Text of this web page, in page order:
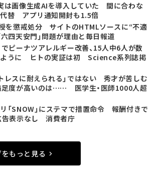
は画像生成AIを導入していた 間に合わな
代替 アプリ通知開封も1.5倍
を懲戒処分 サイトのHTMLソースに“不適
四天安門」問題が理由と毎日報道
でピーナツアレルギー改善、15人中6人が数
ように ヒトの実証は初 Science系列誌掲
レスに耐えられる」ではない 秀才が苦しむ
足度が高いのは…… 医学生・医師1000人超
「SNOW」にステマで措置命令 報酬付きで
告表示なし 消費者庁
もっと見る